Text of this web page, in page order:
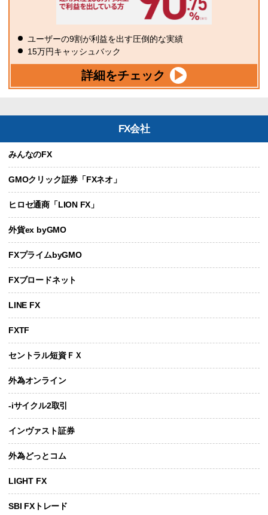
ユーザーの9割が利益を出す圧倒的な実績
15万円キャッシュバック
詳細をチェック
FX会社
みんなのFX
GMOクリック証券「FXネオ」
ヒロセ通商「LION FX」
外貨ex byGMO
FXプライムbyGMO
FXブロードネット
LINE FX
FXTF
セントラル短資ＦＸ
外為オンライン
-iサイクル2取引
インヴァスト証券
外為どっとコム
LIGHT FX
SBI FXトレード